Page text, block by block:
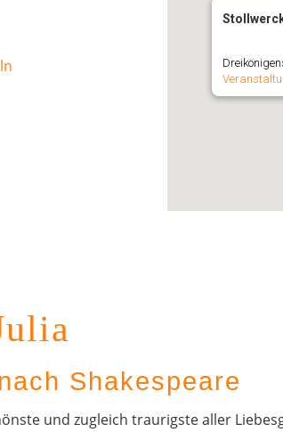
Shakespeare
und zugleich traurigste aller